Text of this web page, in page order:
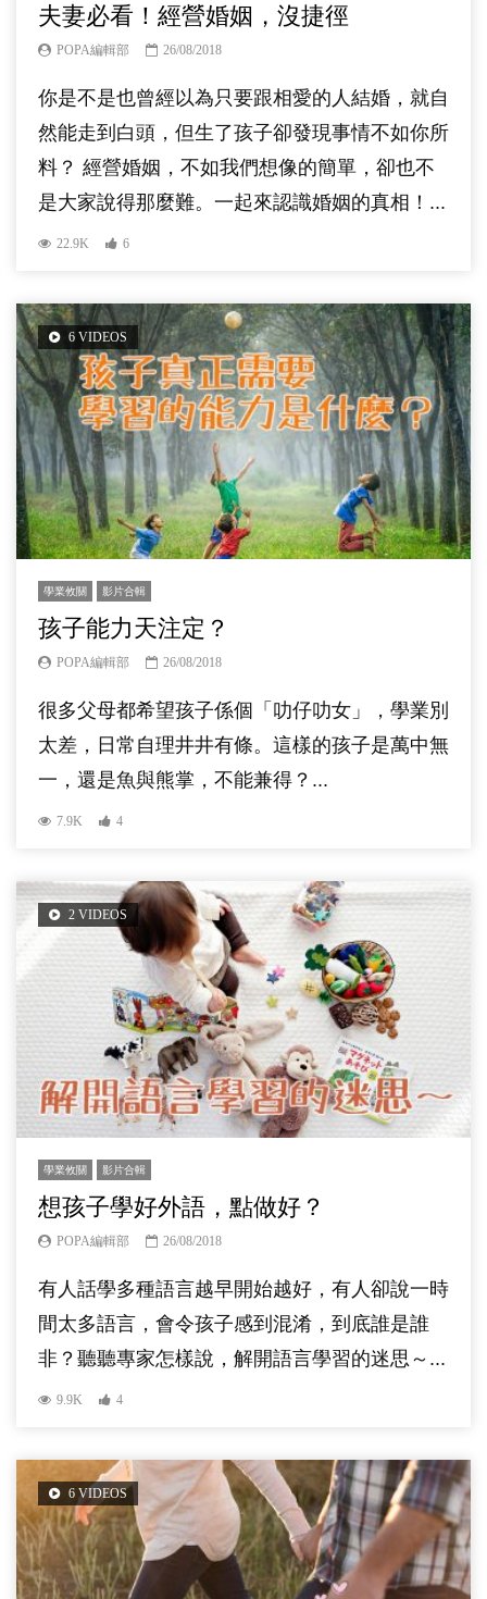
夫妻必看！經營婚姻，沒捷徑
POPA編輯部 26/08/2018
你是不是也曾經以為只要跟相愛的人結婚，就自
然能走到白頭，但生了孩子卻發現事情不如你所
料？ 經營婚姻，不如我們想像的簡單，卻也不
是大家說得那麼難。一起來認識婚姻的真相！...
22.9K 6
6 VIDEOS
學業攸關 影片合輯
孩子能力天注定？
POPA編輯部 26/08/2018
很多父母都希望孩子係個「叻仔叻女」，學業別
太差，日常自理井井有條。這樣的孩子是萬中無
一，還是魚與熊掌，不能兼得？...
7.9K 4
2 VIDEOS
學業攸關 影片合輯
想孩子學好外語，點做好？
POPA編輯部 26/08/2018
有人話學多種語言越早開始越好，有人卻說一時
間太多語言，會令孩子感到混淆，到底誰是誰
非？聽聽專家怎樣說，解開語言學習的迷思～...
9.9K 4
6 VIDEOS